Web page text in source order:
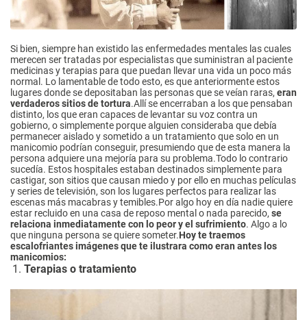
Si bien, siempre han existido las enfermedades mentales las cuales
merecen ser tratadas por especialistas que suministran al paciente
medicinas y terapias para que puedan llevar una vida un poco más
normal. Lo lamentable de todo esto, es que anteriormente estos
lugares donde se depositaban las personas que se veían raras, eran
verdaderos sitios de tortura.Allí se encerraban a los que pensaban
distinto, los que eran capaces de levantar su voz contra un
gobierno, o simplemente porque alguien consideraba que debía
permanecer aislado y sometido a un tratamiento que solo en un
manicomio podrían conseguir, presumiendo que de esta manera la
persona adquiere una mejoría para su problema.Todo lo contrario
sucedía. Estos hospitales estaban destinados simplemente para
castigar, son sitios que causan miedo y por ello en muchas películas
y series de televisión, son los lugares perfectos para realizar las
escenas más macabras y temibles.Por algo hoy en día nadie quiere
estar recluido en una casa de reposo mental o nada parecido, se
relaciona inmediatamente con lo peor y el sufrimiento. Algo a lo
que ninguna persona se quiere someter.Hoy te traemos
escalofriantes imágenes que te ilustrara como eran antes los
manicomios:
Terapias o tratamiento